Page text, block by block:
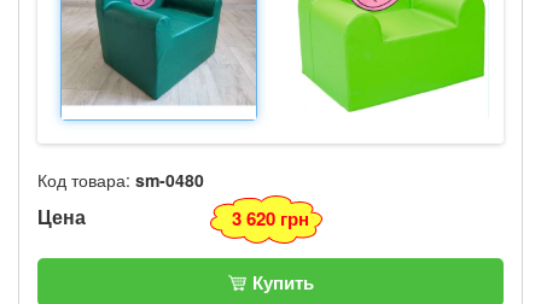
Код товара: sm-0480
Цена 3 620 грн
Купить